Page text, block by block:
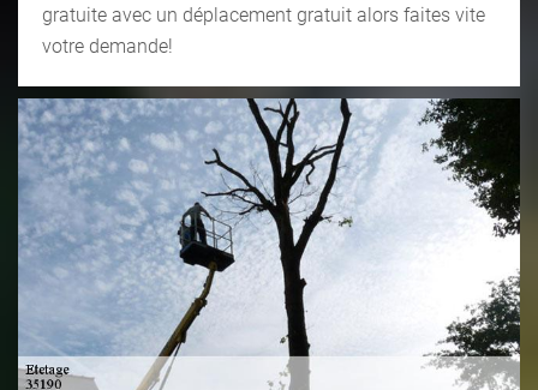
gratuite avec un déplacement gratuit alors faites vite
votre demande!